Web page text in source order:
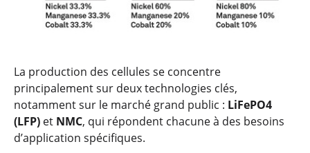
La production des cellules se concentre
principalement sur deux technologies clés,
notamment sur le marché grand public : LiFePO4
(LFP) et NMC, qui répondent chacune à des besoins
d’application spécifiques.